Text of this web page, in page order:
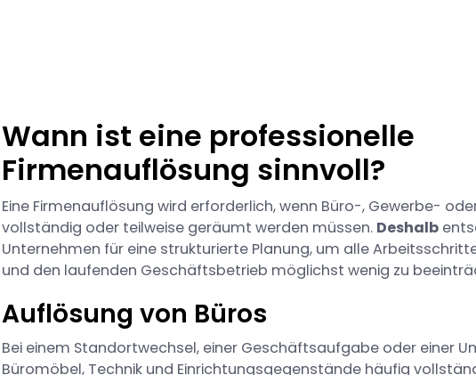
Wann ist eine professionelle
Firmenauflösung sinnvoll?
Eine Firmenauflösung wird erforderlich, wenn Büro-, Gewerbe-
vollständig oder teilweise geräumt werden müssen. Deshalb
Unternehmen für eine strukturierte Planung, um alle
und den laufenden Geschäftsbetrieb möglichst wenig zu
Auflösung von Büros
Bei einem Standortwechsel, einer Geschäftsaufgabe oder einer
Büromöbel, Technik und Einrichtungsgegenstände häufig